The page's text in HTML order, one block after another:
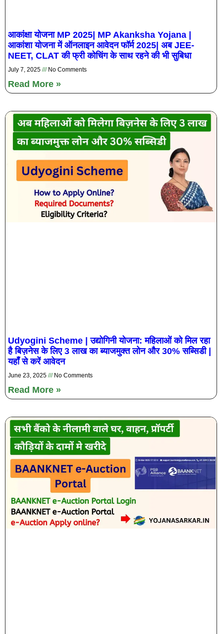
आकांक्षा योजना MP 2025| MP Akanksha Yojana |
आकांशा योजना में ऑनलाइन आवेदन फॉर्म 2025| अब JEE-
NEET, CLAT की फ्री कोचिंग के साथ रहने की भी सुबिधा
July 7, 2025 No Comments
Read More »
Udyogini Scheme | उद्योगिनी योजना: महिलाओं को मिल रहा
है बिज़नेस के लिए 3 लाख का ब्याजमुक्त लोन और 30% सब्सिडी |
यहाँ से करें आवेदन
June 23, 2025 No Comments
Read More »